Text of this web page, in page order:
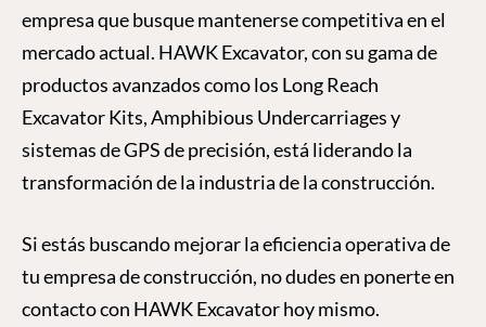
empresa que busque mantenerse competitiva en el
mercado actual. HAWK Excavator, con su gama de
productos avanzados como los Long Reach
Excavator Kits, Amphibious Undercarriages y
sistemas de GPS de precisión, está liderando la
transformación de la industria de la construcción.
Si estás buscando mejorar la eficiencia operativa de
tu empresa de construcción, no dudes en ponerte en
contacto con HAWK Excavator hoy mismo.